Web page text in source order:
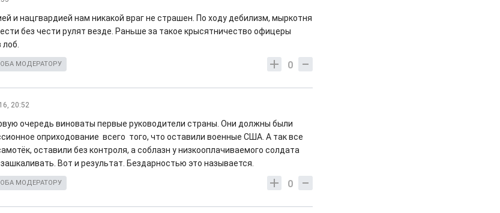
и нацгвардией нам никакой враг не страшен. По ходу дебилизм, мыркотня
без чести рулят везде. Раньше за такое крысятничество офицеры
0
МОДЕРАТОРУ
20:52
очередь виноваты первые руководители страны. Они должны были
оприходование всего того, что оставили военные США. А так все
оставили без контроля, а соблазн у низкооплачиваемого солдата
Вот и результат. Бездарностью это называется.
0
МОДЕРАТОРУ